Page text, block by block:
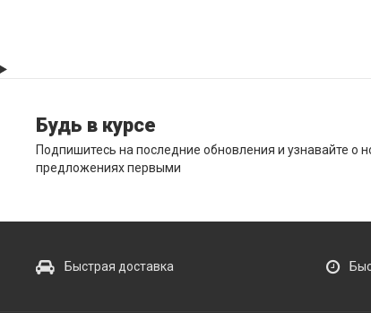
Будь в курсе
Подпишитесь на последние обновления и узнавайте о
предложениях первыми
Быстрая доставка